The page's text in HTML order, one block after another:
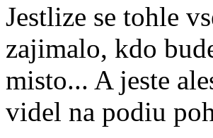
Jestlize se tohle
zajimalo, kdo
misto... A jeste
videl na podiu